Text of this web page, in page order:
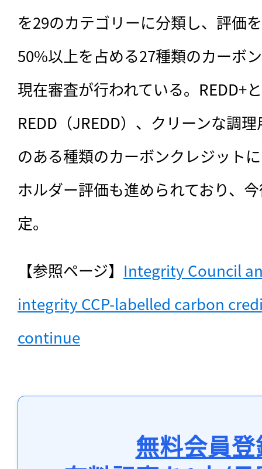
を29のカテゴリーに分類し、評価
50%以上を占める27種類のカーボ
現在審査が行われている。REDD+
REDD（JREDD）、クリーンな調
のある種類のカーボンクレジット
ホルダー評価も進められており、
定。
【参照ページ】 Integrity Council
integrity CCP-labelled carbon
continue
無料会員